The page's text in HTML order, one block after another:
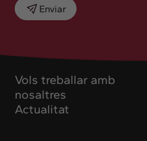
Vols treballar amb
nosaltres
Actualitat
Enviar